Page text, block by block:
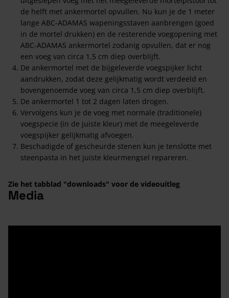
de helft met ankermortel opvullen. Nu kun je de 1 meter
lange ABC-ADAMAS wapeningsstaven aanbrengen (goed
in de mortel drukken) en de resterende voegopening met
ABC-ADAMAS ankermortel zodanig opvullen, dat er nog
een voeg van circa 1,5 cm diep overblijft.
De ankermortel met de bijgeleverde voegspijker licht
aandrukken, zodat deze gelijkmatig wordt verdeeld en
bovengenoemde voeg van circa 1,5 cm diep overblijft.
De ankermortel 1 tot 2 dagen laten drogen.
Vervolgens kun je de voeg met normale (traditionele)
voegspecie (in de juiste kleur) met de meegeleverde
voegspijker gelijkmatig afvoegen.
Beschadigde of gescheurde stenen kun je tenslotte met
steenpasta in het juiste kleurmengsel repareren.
Zie het tabblad "downloads" voor de videouitleg
Media